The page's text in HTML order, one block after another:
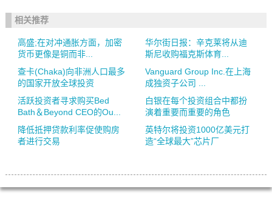
相关推荐
高盛;在对冲通胀方面，加密
货币更像是铜而非...
华尔街日报：辛克莱将从迪
斯尼收购福克斯体育...
查卡(Chaka)向非洲人口最多
的国家开放全球投资
Vanguard Group Inc.在上海
成独资子公司 ...
活跃投资者寻求购买Bed
Bath＆Beyond CEO的Ou...
白银在每个投资组合中都扮
演着重要而重要的角色
降低抵押贷款利率促使购房
者进行交易
英特尔将投资1000亿美元打
造“全球最大”芯片厂